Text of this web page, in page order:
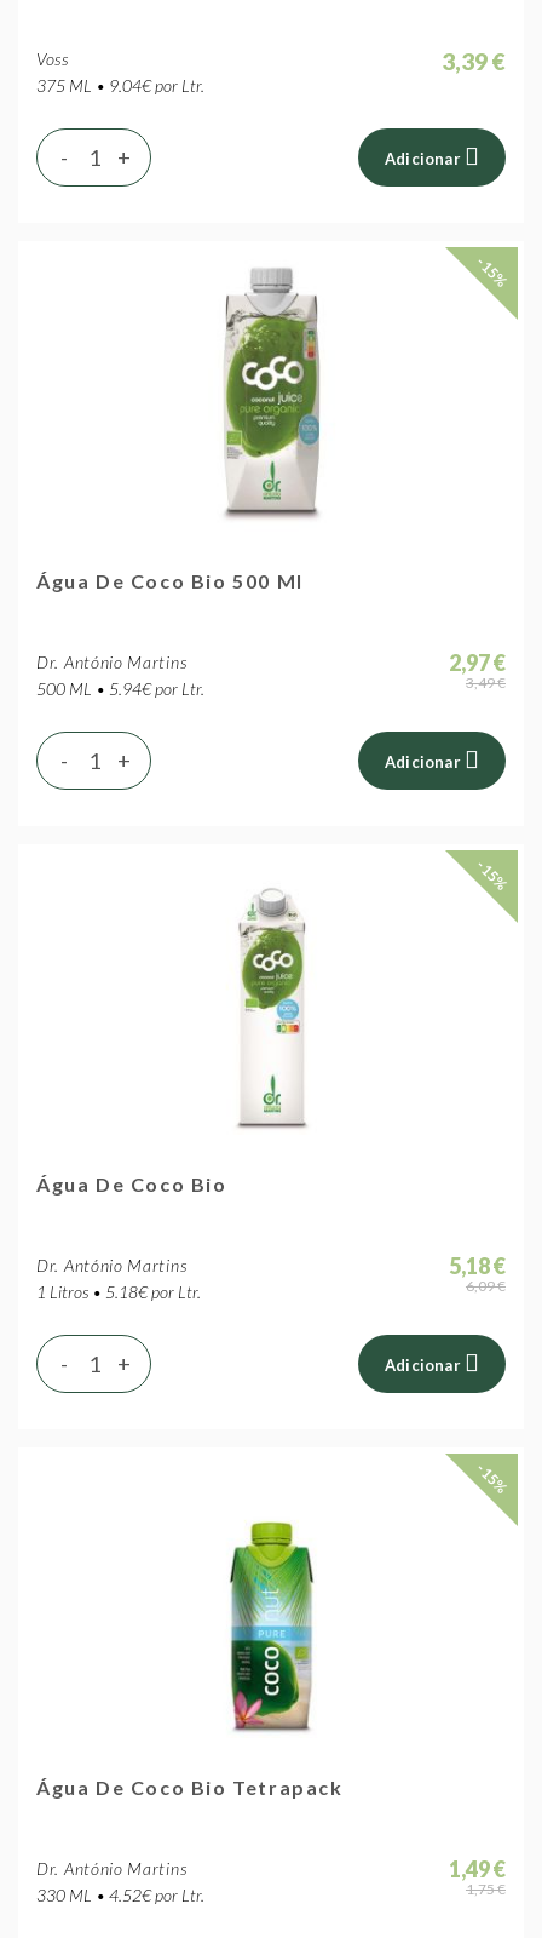
Voss
375 ML • 9.04€ por Ltr.
3,39 €
+
- Adicionar
-15%
Água De Coco Bio 500 Ml
Dr. António Martins
500 ML • 5.94€ por Ltr.
2,97 €
3,49 €
+
- Adicionar
-15%
Água De Coco Bio
Dr. António Martins
1 Litros • 5.18€ por Ltr.
5,18 €
6,09 €
+
- Adicionar
-15%
Água De Coco Bio Tetrapack
Dr. António Martins
330 ML • 4.52€ por Ltr.
1,49 €
1,75 €